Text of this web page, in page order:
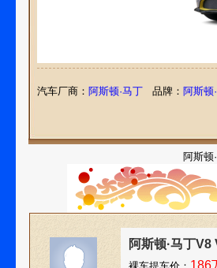
汽车厂商： 阿斯顿·马丁品牌： 阿斯顿
阿斯顿
阿斯顿·马丁
186